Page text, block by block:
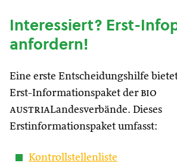
Interessiert? Erst-
anfordern!
Eine erste Entscheidungshilfe
Erst-Informationspaket der bio
austriaLandesverbände. Dieses
Erstinformationspaket umfasst:
Kontrollstellenliste